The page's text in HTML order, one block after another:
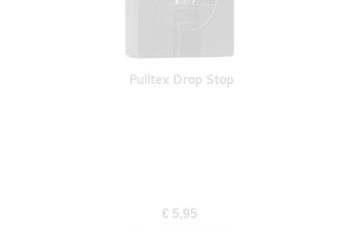
Pulltex Drop Stop
€ 5,95